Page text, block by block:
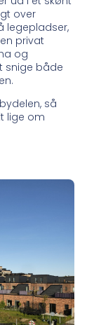
over
legepladser,
privat
og
snige både
så
lige om